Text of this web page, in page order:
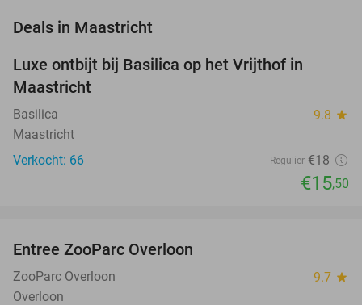
Deals in Maastricht
Luxe ontbijt bij Basilica op het Vrijthof in
Maastricht
Basilica 9.8 star
Maastricht
Verkocht: 66
Regulier €18
€15,50
TODAY
Entree ZooParc Overloon
ZooParc Overloon 9.7 star
Overloon